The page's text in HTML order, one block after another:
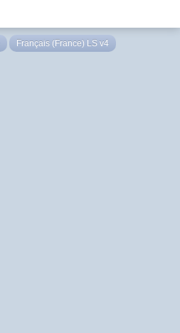
Français (France) LS v4